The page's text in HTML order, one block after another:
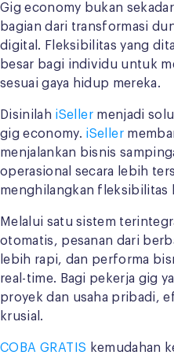
Gig economy bukan
bagian dari transformasi
digital. Fleksibilitas yang
besar bagi individu untuk
sesuai gaya hidup mereka.
Disinilah iSeller menjadi
gig economy. iSeller
menjalankan bisnis
operasional secara lebih
menghilangkan fleksibilitas
Melalui satu sistem
otomatis, pesanan dari
lebih rapi, dan performa
real-time. Bagi pekerja gig
proyek dan usaha pribadi,
krusial.
COBA GRATIS kemudahan